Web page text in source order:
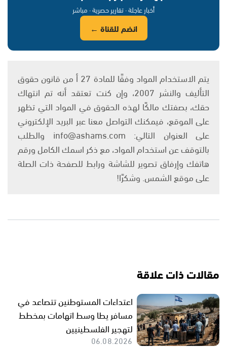
أخبار عاجلة · تقارير حصرية · مباشر
انضم للقناة ←
يتم الاستخدام المواد وفقًا للمادة 27 أ من قانون حقوق
التأليف والنشر 2007، وإن كنت تعتقد أنه تم انتهاك
حقك، بصفتك مالكًا لهذه الحقوق في المواد التي تظهر
على الموقع، فيمكنك التواصل معنا عبر البريد الإلكتروني
على العنوان التالي: info@ashams.com والطلب
بالتوقف عن استخدام المواد، مع ذكر اسمك الكامل ورقم
هاتفك وإرفاق تصوير للشاشة ورابط للصفحة ذات الصلة
على موقع الشمس. وشكرًا!
مقالات ذات علاقة
اعتداءات المستوطنين تتصاعد في
مسافر يطا وسط اتهامات بمخطط
لتهجير الفلسطينيين
06.08.2026